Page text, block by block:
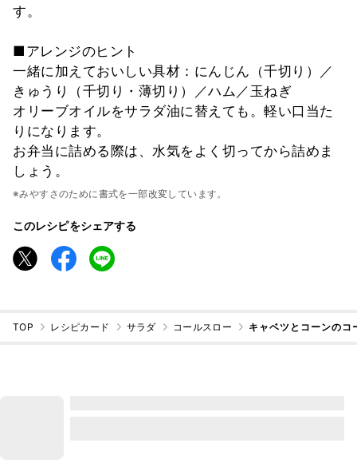
す。
■アレンジのヒント
一緒に加えておいしい具材：にんじん（千切り）／
きゅうり（千切り・薄切り）／ハム／玉ねぎ
オリーブオイルをサラダ油に替えても。軽い口当た
りになります。
お弁当に詰める際は、水気をよく切ってから詰めま
しょう。
※みやすさのために書式を一部改変しています。
このレシピをシェアする
TOP レシピカード サラダ コールスロー キャベツとコーンのコ